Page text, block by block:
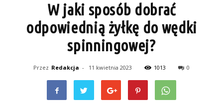
W jaki sposób dobrać
odpowiednią żyłkę do wędki
spinningowej?
Przez Redakcja - 11 kwietnia 2023 1013 0